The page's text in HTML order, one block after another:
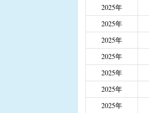
2025年
2025年
2025年
2025年
2025年
2025年
2025年